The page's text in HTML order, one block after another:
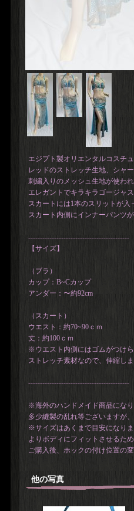
エジプト製オリエンタルコスチュ
レッドのストレッチ生地、シャ
刺繍入りのメッシュ生地が使われ
エレガントでキラキラゴージャ
スカートには1本のスリットが入
スカート内側にインナーパンツ
-------------------------------------------
【サイズ】
（ブラ）
カップ：B~Cカップ
アンダー：〜約92cm
（スカート）
ウエスト：約70~90ｃｍ
丈：約100ｃｍ
※ウエスト内側にはゴムがつけら
ストレッチ素材なので、伸縮しま
-------------------------------------------
※海外のハンドメイド商品になり
多少縫製の乱れ等ございますが
※サイズはあくまで目安になりま
よりボディにフィットさせるため
ご購入後、ホックの付け位置の
他の写真